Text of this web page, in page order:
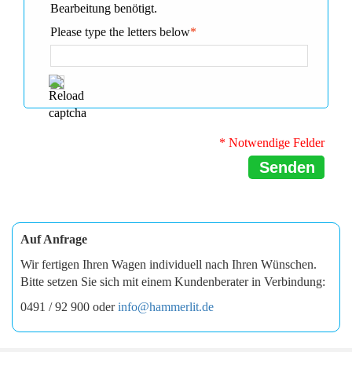
Bearbeitung benötigt.
*
Please type the letters below
* Notwendige Felder
Senden
Auf Anfrage
Wir fertigen Ihren Wagen individuell nach Ihren Wünschen.
Bitte setzen Sie sich mit einem Kundenberater in Verbindung:
0491 / 92 900 oderinfo@hammerlit.de